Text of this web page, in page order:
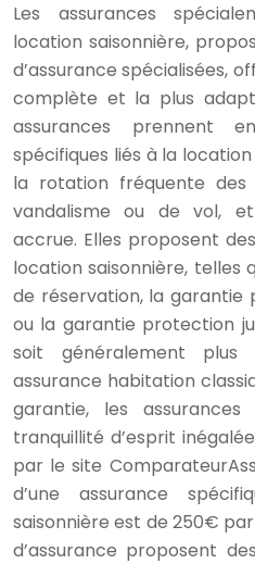
Les assurances
location saisonnière,
d’assurance spécialisées,
complète et la plus
assurances prennent
spécifiques liés à la
la rotation fréquente
vandalisme ou de vol,
accrue. Elles proposent
location saisonnière, telles
de réservation, la garantie
ou la garantie protection
soit généralement plus
assurance habitation
garantie, les
tranquillité d’esprit
par le site
d’une assurance
saisonnière est de 250€
d’assurance proposent